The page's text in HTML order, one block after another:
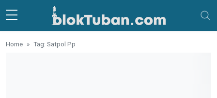
Skip to main content
Home Tag: Satpol Pp